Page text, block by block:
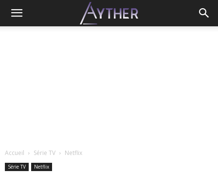
Accueil Série TV Netflix
Série TV Netflix